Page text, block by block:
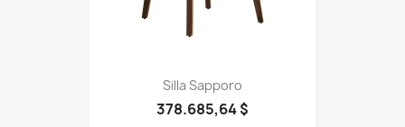
Silla Sapporo
378.685,64 $